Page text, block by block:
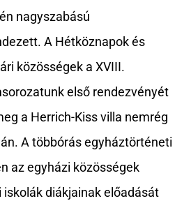
nagyszabású
A Hétköznapok és
közösségek a XVIII.
első rendezvényét
a Herrich-Kiss villa nemrég
A többórás egyháztörténeti
az egyházi közösségek
diákjainak előadását